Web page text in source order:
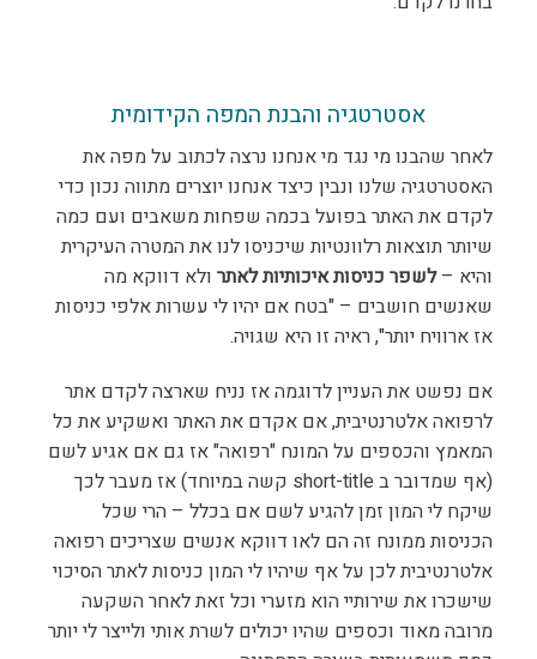
אסטרטגיה והבנת המפה הקידומית
לאחר שהבנו מי נגד מי אנחנו נרצה לכתוב על מפה את
האסטרטגיה שלנו ונבין כיצד אנחנו יוצרים מתווה נכון כדי
לקדם את האתר בפועל בכמה שפחות משאבים ועם כמה
שיותר תוצאות רלוונטיות שיכניסו לנו את המטרה העיקרית
והיא –לשפר כניסות איכותיות לאתר ולא דווקא מה
שאנשים חושבים – "בטח אם יהיו לי עשרות אלפי כניסות
אז ארוויח יותר", ראיה זו היא שגויה.
אם נפשט את העניין לדוגמה אז נניח שארצה לקדם אתר
לרפואה אלטרנטיבית, אם אקדם את האתר ואשקיע את כל
המאמץ והכספים על המונח "רפואה" אז גם אם אגיע לשם
(אף שמדובר ב short-title קשה במיוחד) אז מעבר לכך
שיקח לי המון זמן להגיע לשם אם בכלל – הרי שכל
הכניסות ממונח זה הם לאו דווקא אנשים שצריכים רפואה
אלטרנטיבית לכן על אף שיהיו לי המון כניסות לאתר הסיכוי
שישכרו את שירותיי הוא מזערי וכל זאת לאחר השקעה
מרובה מאוד וכספים שהיו יכולים לשרת אותי ולייצר לי יותר